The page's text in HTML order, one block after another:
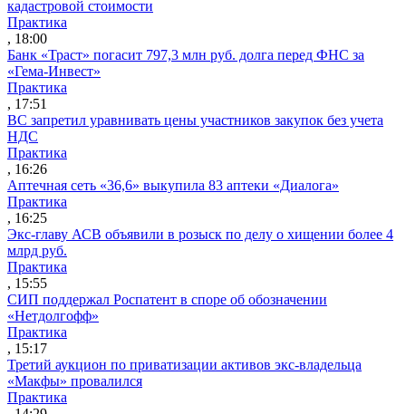
кадастровой стоимости
Практика
, 18:00
Банк «Траст» погасит 797,3 млн руб. долга перед ФНС за
«Гема-Инвест»
Практика
, 17:51
ВС запретил уравнивать цены участников закупок без учета
НДС
Практика
, 16:26
Аптечная сеть «36,6» выкупила 83 аптеки «Диалога»
Практика
, 16:25
Экс-главу АСВ объявили в розыск по делу о хищении более 4
млрд руб.
Практика
, 15:55
СИП поддержал Роспатент в споре об обозначении
«Нетдолгофф»
Практика
, 15:17
Третий аукцион по приватизации активов экс-владельца
«Макфы» провалился
Практика